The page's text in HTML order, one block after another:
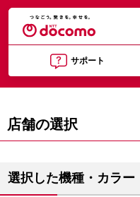
サポート
店舗の選択
選択した機種・カラー